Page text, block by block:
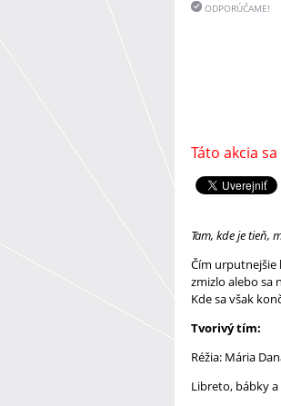
ODPORÚČAME!
Táto akcia
Tam, kde je tieň,
Čím urputnejšie
zmizlo alebo sa
Kde sa však
Tvorivý tím:
Réžia: Mária
Libreto, bábky